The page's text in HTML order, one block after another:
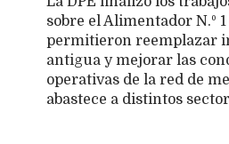
sobre el Alimentador N.º
permitieron reemplazar
antigua y mejorar las
operativas de la red de
abastece a distintos